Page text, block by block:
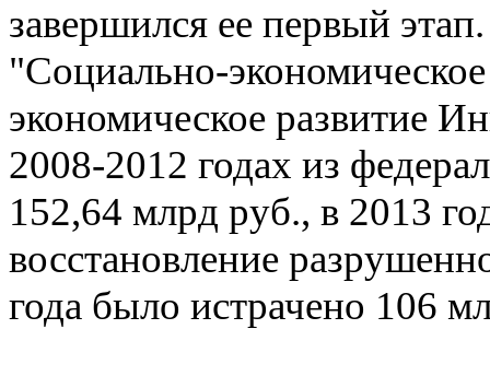
завершился ее первый
"Социально-
экономическое развитие
2008-2012 годах из
152,64 млрд руб., в 2013
восстановление
года было истрачено 106